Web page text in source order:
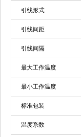
引线形式
引线间距
引线间隔
最大工作温度
最小工作温度
标准包装
温度系数